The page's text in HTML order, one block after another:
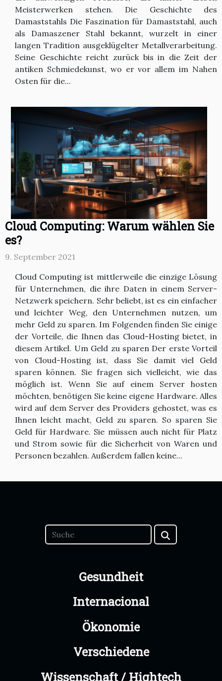
Meisterwerken stehen. Die Geschichte des
Damaststahls Die Faszination für Damaststahl, auch
als Damaszener Stahl bekannt, wurzelt in einer
langen Tradition ausgeklügelter Metallverarbeitung.
Seine Geschichte reicht zurück bis in die Zeit der
antiken Schmiedekunst, wo er vor allem im Nahen
Osten für die...
Cloud Computing: Warum wählen Sie
es?
9. September 2021
Cloud Computing ist mittlerweile die einzige Lösung
für Unternehmen, die ihre Daten in einem Server-
Netzwerk speichern. Sehr beliebt, ist es ein einfacher
und leichter Weg, den Unternehmen nutzen, um
mehr Geld zu sparen. Im Folgenden finden Sie einige
der Vorteile, die Ihnen das Cloud-Hosting bietet, in
diesem Artikel. Um Geld zu sparen Der erste Vorteil
von Cloud-Hosting ist, dass Sie damit viel Geld
sparen können. Sie fragen sich vielleicht, wie das
möglich ist. Wenn Sie auf einem Server hosten
möchten, benötigen Sie keine eigene Hardware. Alles
wird auf dem Server des Providers gehostet, was es
Ihnen leicht macht, Geld zu sparen. So sparen Sie
Geld für Hardware. Sie müssen auch nicht für Platz
und Strom sowie für die Sicherheit von Waren und
Personen bezahlen. Außerdem fallen keine...
Gesundheit
Internacional
Ökonomie
Verschiedene
Wissenschaft / Hightech